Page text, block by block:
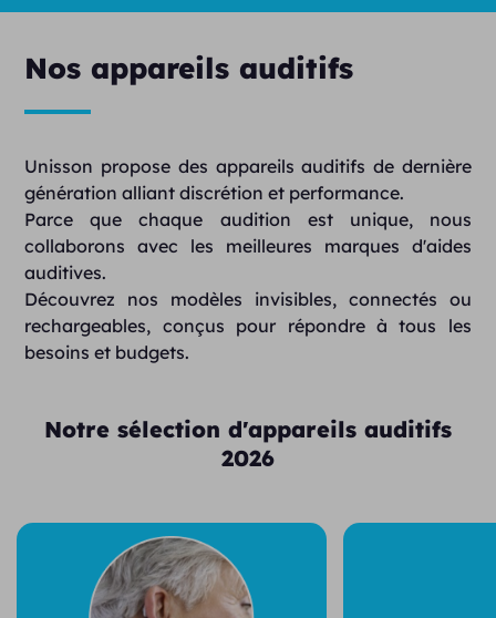
Nos appareils auditifs
Unisson propose des appareils auditifs de dernière
génération alliant discrétion et performance.
Parce que chaque audition est unique, nous
collaborons avec les meilleures marques d'aides
auditives.
Découvrez nos modèles invisibles, connectés ou
rechargeables, conçus pour répondre à tous les
besoins et budgets.
Notre sélection d'appareils auditifs
2026